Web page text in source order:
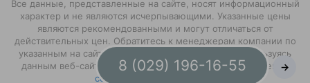
Все данные, представленные на сайте, носят информационный
характер и не являются исчерпывающими. Указанные цены
являются рекомендованными и могут отличаться от
действительных цен. Обратитесь к менеджерам компании по
указанным на сайте контактам. Мы полагаем, что пользуясь
данным веб-сайтом, вы даёте своё согласие на получение
cookies
8 (029) 196-16-55 →